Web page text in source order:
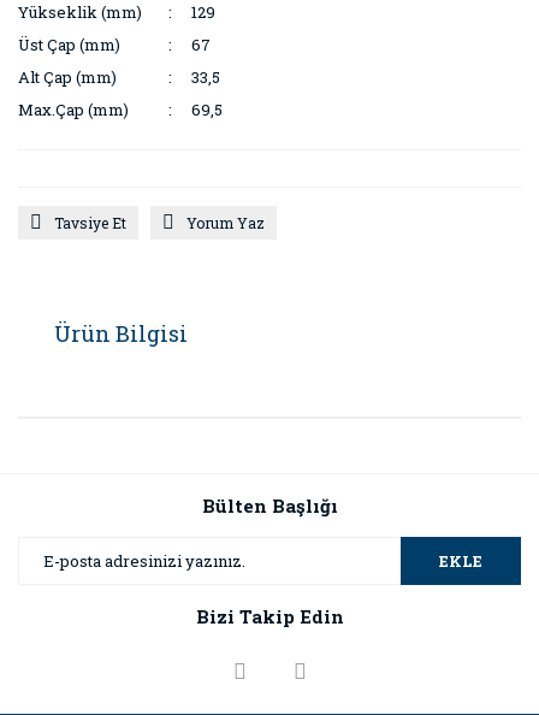
Yükseklik (mm)
129
Üst Çap (mm)
67
Alt Çap (mm)
33,5
Max.Çap (mm)
69,5
Tavsiye Et Yorum Yaz
Ürün Bilgisi
Bülten Başlığı
EKLE
Bizi Takip Edin